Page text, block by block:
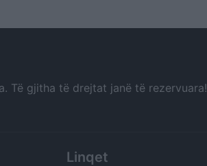
Të gjitha të drejtat janë të rezervuara!
Linqet